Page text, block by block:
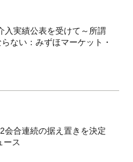
入実績公表を受けて～所謂
ない：みずほマーケット・
会合連続の据え置きを決定
ース